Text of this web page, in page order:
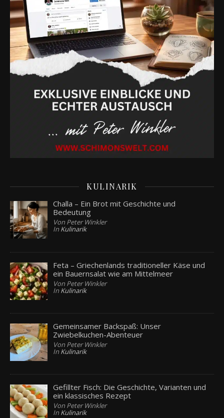
KULINARIK
Challa – Ein Brot mit Geschichte und
Bedeutung
Von Peter Winkler
In Kulinarik
Feta – Griechenlands traditioneller Käse und
ein Bauernsalat wie am Mittelmeer
Von Peter Winkler
In Kulinarik
Gemeinsamer Backspaß: Unser
Zwiebelkuchen-Abenteuer
Von Peter Winkler
In Kulinarik
Gefillter Fisch: Die Geschichte, Varianten und
ein klassisches Rezept
Von Peter Winkler
In Kulinarik